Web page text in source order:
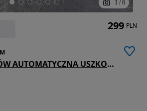
1 / 6
SKRZYNIA BIEGÓW AUTOMATYCZNA USZKODZONA VOLVO S80 I 2.5 TDI 50-42LE
299 PLN